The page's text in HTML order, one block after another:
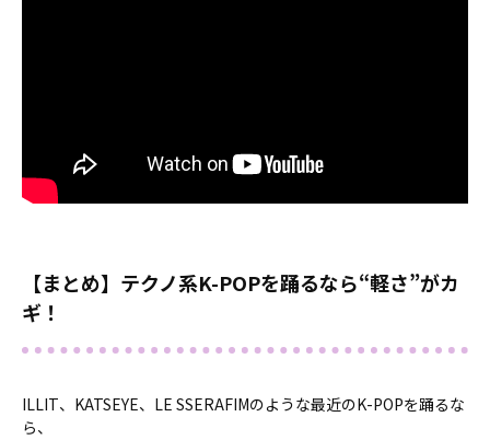
【まとめ】テクノ系K-POPを踊るなら“軽さ”がカ
ギ！
ILLIT、KATSEYE、LE SSERAFIMのような最近のK-POPを踊るな
ら、